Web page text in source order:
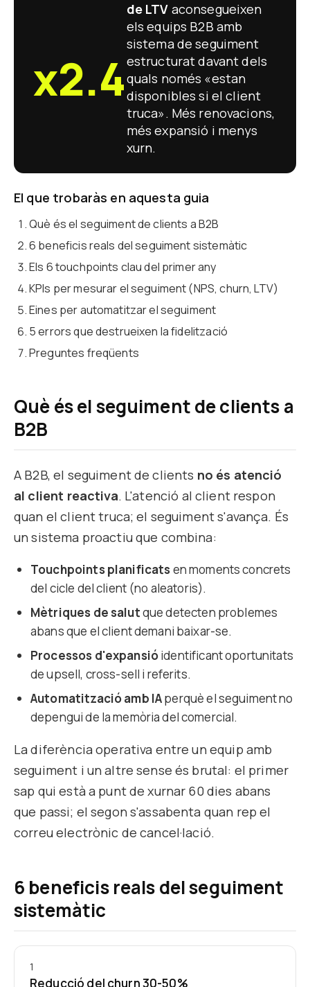
x2.4
de LTV aconsegueixen
els equips B2B amb
sistema de seguiment
estructurat davant dels
quals només «estan
disponibles si el client
truca». Més renovacions,
més expansió i menys
xurn.
El que trobaràs en aquesta guia
Què és el seguiment de clients a B2B
6 beneficis reals del seguiment sistemàtic
Els 6 touchpoints clau del primer any
KPIs per mesurar el seguiment (NPS, churn, LTV)
Eines per automatitzar el seguiment
5 errors que destrueixen la fidelització
Preguntes freqüents
Què és el seguiment de clients a
B2B
A B2B, el seguiment de clients no és atenció
al client reactiva. L'atenció al client respon
quan el client truca; el seguiment s'avança. És
un sistema proactiu que combina:
Touchpoints planificats en moments concrets
del cicle del client (no aleatoris).
Mètriques de salutque detecten problemes
abans que el client demani baixar-se.
Processos d'expansióidentificant oportunitats
de upsell, cross-sell i referits.
Automatització amb IAperquè el seguiment no
depengui de la memòria del comercial.
La diferència operativa entre un equip amb
seguiment i un altre sense és brutal: el primer
sap qui està a punt de xurnar 60 dies abans
que passi; el segon s'assabenta quan rep el
correu electrònic de cancel·lació.
6 beneficis reals del seguiment
sistemàtic
1
Reducció del churn 30-50%